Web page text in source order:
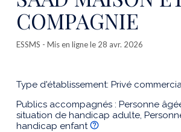
COMPAGNIE
ESSMS - Mis en ligne le 28 avr. 2026
Type d'établissement: Privé
Publics accompagnés : Personne
situation de handicap adulte,
handicap enfant